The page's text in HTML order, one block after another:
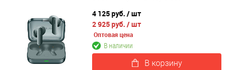
4 125 руб. / шт
2 925 руб. / шт
Оптовая цена
В наличии
В корзину